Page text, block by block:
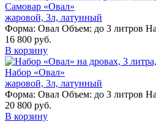
Самовар «Овал»
жаровой, 3л, латунный
Форма: Овал Объем: до 3 литров
16 800 руб.
В корзину
Набор «Овал»
жаровой, 3л, латунный
Форма: Овал Объем: до 3 литров
20 800 руб.
В корзину